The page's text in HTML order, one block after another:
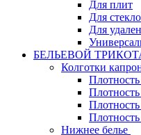
Для плит
Для
Для
БЕЛЬЕВОЙ
Колготки
Нижнее белье